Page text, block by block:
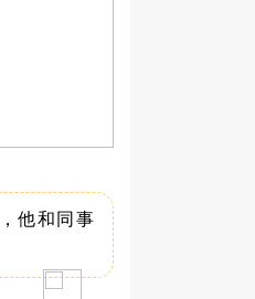
他和同事